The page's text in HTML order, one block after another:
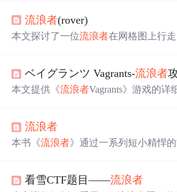
中，格拉斯哥流浪者
大机会在客场获胜。
流浪者(rover)
本文探讨了一位流浪者在网格图上行
整的代码实现。
ベイグランツ Vagrants-流浪者
本文提供《流浪者Vagrants》游戏的详
流浪者
本书《流浪者》通过一系列短小精悍
穷。看雪CTF题目——流浪者